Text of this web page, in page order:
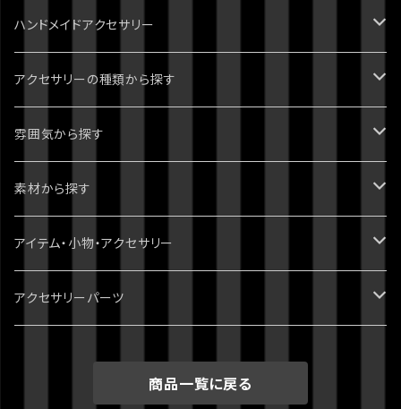
ハンドメイドアクセサリー
ジョジョの奇妙な冒険
1部 ファントムブラッド
2部 戦闘潮流
進撃の巨人
ダンガンロンパ
無印
スーパーダンガンロンパ2
ツイステッドワンダーランド
刀剣乱舞
クロックタワー
アクセサリーの種類から探す
ピアス・イヤリング
ブレスレット
指輪・リング
イヤーカフ・イヤーフック
雰囲気から探す
パンク・ゴシック・ロック・かっこいい
病みかわいい
ポップ・かわいい
素材から探す
天然石
スワロフスキー
アイテム・小物・アクセサリー
ミニチュア・ドールハウス
クトゥルフ神話
アクセサリーパーツ
商品一覧に戻る